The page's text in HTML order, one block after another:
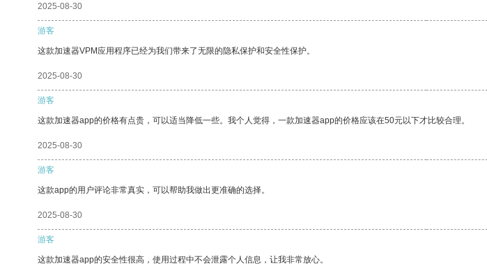
2025-08-30
游客
这款加速器VPM应用程序已经为我们带来了无限的隐私保护和安全性保护。
2025-08-30
游客
这款加速器app的价格有点贵，可以适当降低一些。我个人觉得，一款加速器app的价格应该在50元以下才比较合理。
2025-08-30
游客
这款app的用户评论非常真实，可以帮助我做出更准确的选择。
2025-08-30
游客
这款加速器app的安全性很高，使用过程中不会泄露个人信息，让我非常放心。